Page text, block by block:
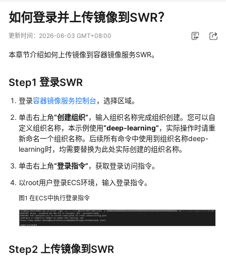
最
新
动
公
告
产
品
介
计
说
明
速
如何登录并上传镜像到SWR？
更新时间： 2026-06-03 GMT+08:00
本章节介绍如何上传镜像到容器镜像服务SWR。
Step1 登录SWR
登录容器镜像服务控制台，选择区域。
单击右上角“创建组织”，输入组织名称完成组织创建。您可以自
定义组织名称，本示例使用“deep-learning”，实际操作时请重
新命名一个组织名称。后续所有命令中使用到组织名称deep-
learning时，均需要替换为此处实际创建的组织名称。
单击右上角“登录指令”，获取登录访问指令。
以root用户登录ECS环境，输入登录指令。
图1 在ECS中执行登录指令
Step2 上传镜像到SWR